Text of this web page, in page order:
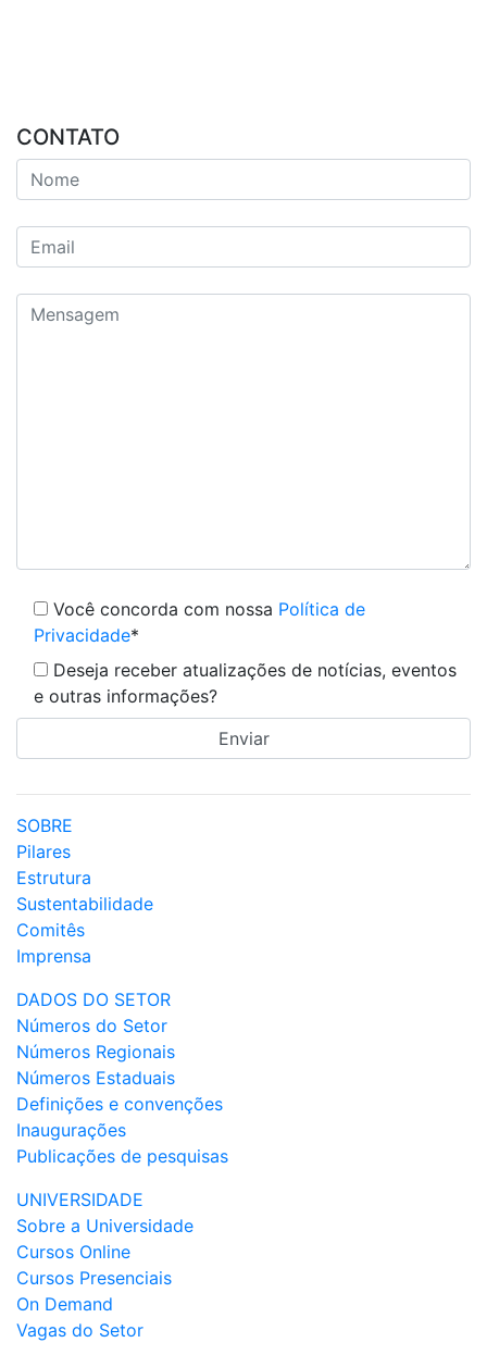
CONTATO
Você concorda com nossa Política de
Privacidade*
Deseja receber atualizações de notícias, eventos
e outras informações?
SOBRE
Pilares
Estrutura
Sustentabilidade
Comitês
Imprensa
DADOS DO SETOR
Números do Setor
Números Regionais
Números Estaduais
Definições e convenções
Inaugurações
Publicações de pesquisas
UNIVERSIDADE
Sobre a Universidade
Cursos Online
Cursos Presenciais
On Demand
Vagas do Setor